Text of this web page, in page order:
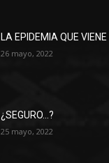
LA EPIDEMIA QUE VIENE
26 mayo, 2022
¿SEGURO…?
25 mayo, 2022